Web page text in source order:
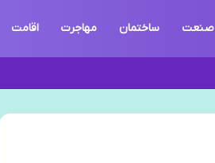
صنعت ساختمان مهاجرت اقامت